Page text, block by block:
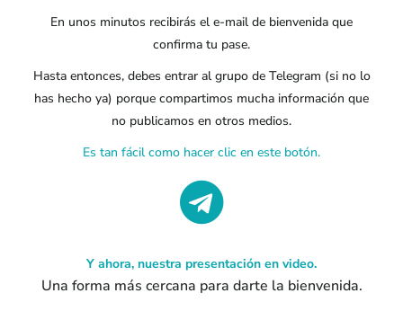
En unos minutos recibirás el e-mail de bienvenida que
confirma tu pase.
Hasta entonces, debes entrar al grupo de Telegram (si no lo
has hecho ya) porque compartimos mucha información que
no publicamos en otros medios.
Es tan fácil como hacer clic en este botón.
Y ahora, nuestra presentación en video.
Una forma más cercana para darte la bienvenida.